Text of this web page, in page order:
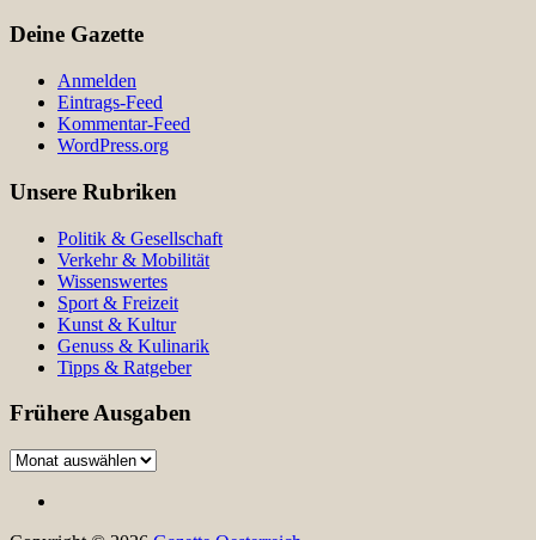
Deine Gazette
Anmelden
Eintrags-Feed
Kommentar-Feed
WordPress.org
Unsere Rubriken
Politik & Gesellschaft
Verkehr & Mobilität
Wissenswertes
Sport & Freizeit
Kunst & Kultur
Genuss & Kulinarik
Tipps & Ratgeber
Frühere Ausgaben
Frühere